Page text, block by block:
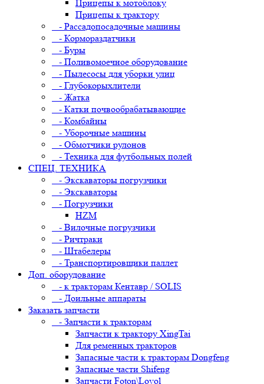
Прицепы к мотоблоку
Прицепы к трактору
- Рассадопосадочные машины
- Кормораздатчики
- Буры
- Поливомоечное оборудование
- Пылесосы для уборки улиц
- Глубокорыхлители
- Жатка
- Катки почвообрабатывающие
- Комбайны
- Уборочные машины
- Обмотчики рулонов
- Техника для футбольных полей
СПЕЦ. ТЕХНИКА
- Экскаваторы погрузчики
- Экскаваторы
- Погрузчики
HZM
- Вилочные погрузчики
- Ричтраки
- Штабелеры
- Транспортировщики паллет
Доп. оборудование
- к тракторам Кентавр / SOLIS
- Доильные аппараты
Заказать запчасти
- Запчасти к тракторам
Запчасти к трактору XingTai
Для ременных тракторов
Запасные части к тракторам Dongfeng
Запасные части Shifeng
Запчасти Foton\Lovol